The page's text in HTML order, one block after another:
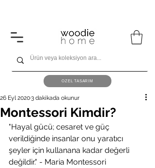
ÖZEL TASARIM
Montessori Kimdir?
26 Eyl 20203 dakikada okunur
"Hayal gücü; cesaret ve güç
verildiğinde insanlar onu yaratıcı
şeyler için kullanana kadar değerli
değildir." - Maria Montessori